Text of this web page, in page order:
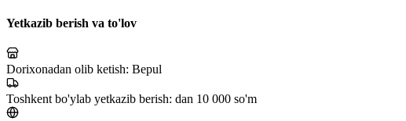
Yetkazib berish va to'lov
Dorixonadan olib ketish: Bepul
Toshkent bo'ylab yetkazib berish: dan 10 000 so'm